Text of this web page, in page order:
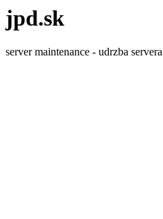
jpd.sk
server maintenance - udrzba servera